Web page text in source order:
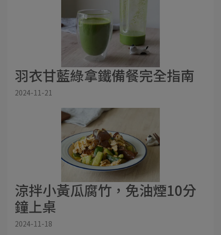
羽衣甘藍綠拿鐵備餐完全指南
2024-11-21
涼拌小黃瓜腐竹，免油煙10分
鐘上桌
2024-11-18